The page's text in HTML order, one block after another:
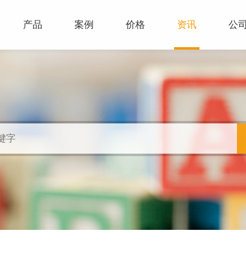
产品 案例 价格 资讯 公司